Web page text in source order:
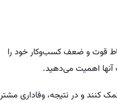
قوت و ضعف کسب‌وکار خود را
آنها اهمیت می‌دهید.
کنند و در نتیجه، وفاداری